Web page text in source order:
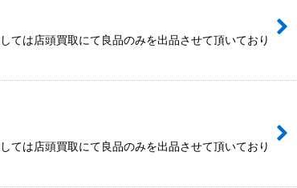
ては店頭買取にて良品のみを出品させて頂いており
ては店頭買取にて良品のみを出品させて頂いており